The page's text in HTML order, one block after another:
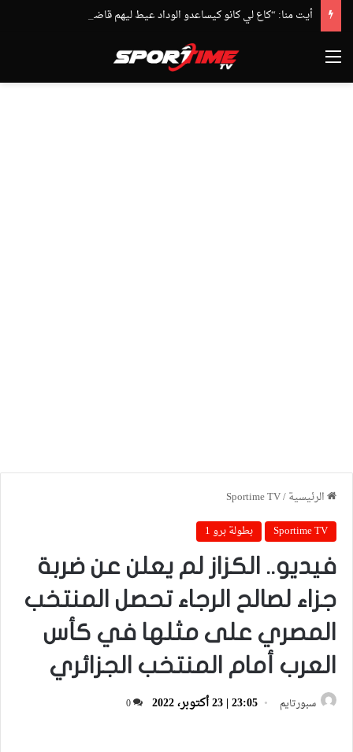
القائمة
الرئيسية/
Sportime TV
Sportime TV
بطولة برو 1
فيديو.. الكزاز لم يعلن عن ضربة
جزاء لصالح الرجاء تحصل المنتخب
المصري على مثلها في كأس
العرب أمام المنتخب الجزائري
سبورتايم 23:05 | 23 أكتوبر، 2022 0